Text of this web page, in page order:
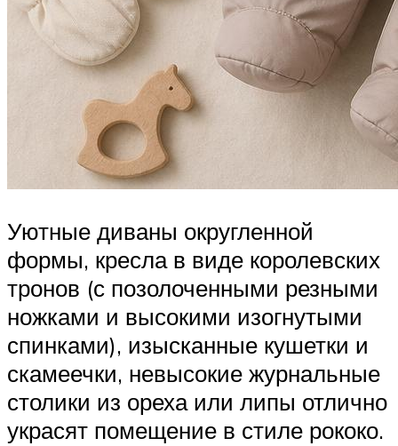
Уютные диваны округленной
формы, кресла в виде королевских
тронов (с позолоченными резными
ножками и высокими изогнутыми
спинками), изысканные кушетки и
скамеечки, невысокие журнальные
столики из ореха или липы отлично
украсят помещение в стиле рококо.